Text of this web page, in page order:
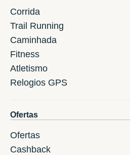
Corrida
Trail Running
Caminhada
Fitness
Atletismo
Relogios GPS
Ofertas
Ofertas
Cashback